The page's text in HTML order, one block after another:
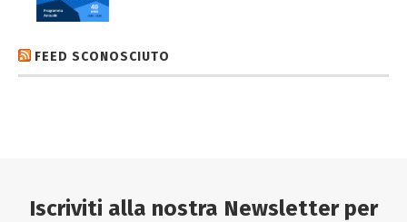
FEED SCONOSCIUTO
Iscriviti alla nostra Newsletter per